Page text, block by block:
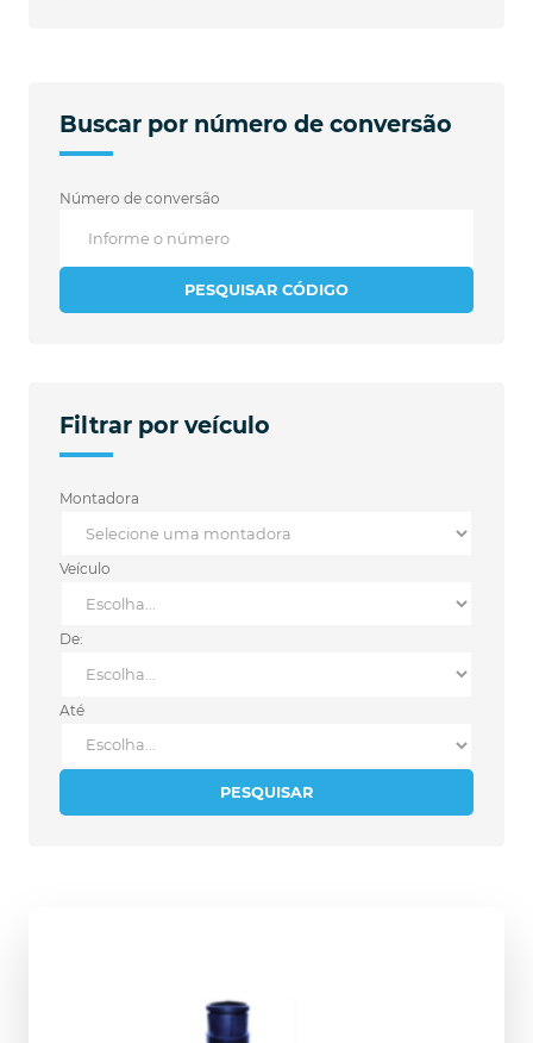
Buscar por número de conversão
Número de conversão
PESQUISAR CÓDIGO
Filtrar por veículo
Montadora
Veículo
De:
Até
PESQUISAR